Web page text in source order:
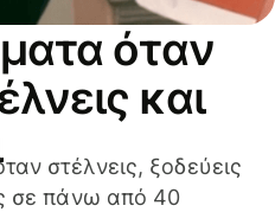
όταν
και
στέλνεις, ξοδεύεις
σε πάνω από 40